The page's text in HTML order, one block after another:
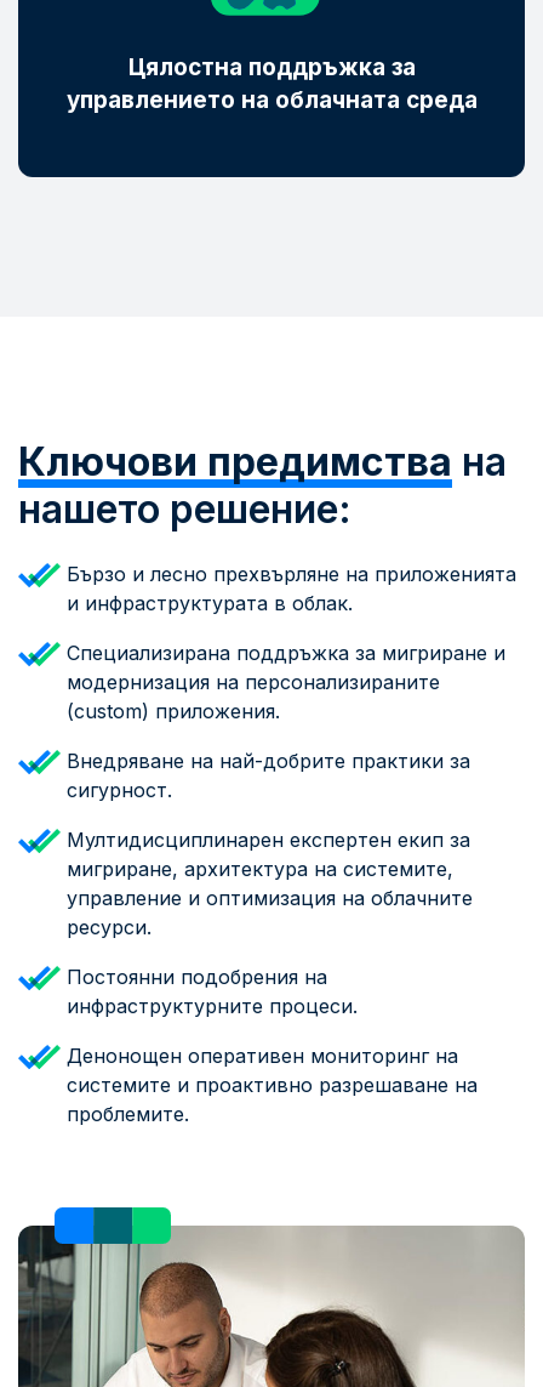
Цялостна поддръжка за
управлението на облачната среда
Ключови предимства на
нашето решение:
Бързо и лесно прехвърляне на приложенията
и инфраструктурата в облак.
Специализирана поддръжка за мигриране и
модернизация на персонализираните
(custom) приложения.
Внедряване на най-добрите практики за
сигурност.
Мултидисциплинарен експертен екип за
мигриране, архитектура на системите,
управление и оптимизация на облачните
ресурси.
Постоянни подобрения на
инфраструктурните процеси.
Денонощен оперативен мониторинг на
системите и проактивно разрешаване на
проблемите.